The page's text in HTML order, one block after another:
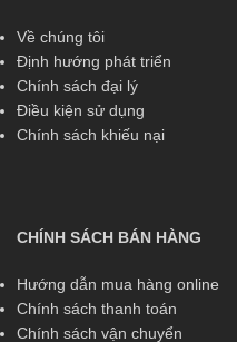
Về chúng tôi
Định hướng phát triển
Chính sách đại lý
Điều kiện sử dụng
Chính sách khiếu nại
CHÍNH SÁCH BÁN HÀNG
Hướng dẫn mua hàng online
Chính sách thanh toán
Chính sách vận chuyển